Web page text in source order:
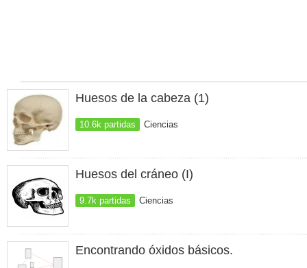
Huesos de la cabeza (1)
10.6k partidas Ciencias
Huesos del cráneo (I)
9.7k partidas Ciencias
Encontrando óxidos básicos.